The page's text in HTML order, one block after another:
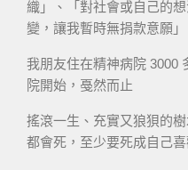
織」、「對社會或自己的
變，讓我暫時無捐款意願」
我朋友住在精神病院 3000
院開始，戞然而止
搖滾一生、充實又狼狽的
都會死，至少要死成自己喜